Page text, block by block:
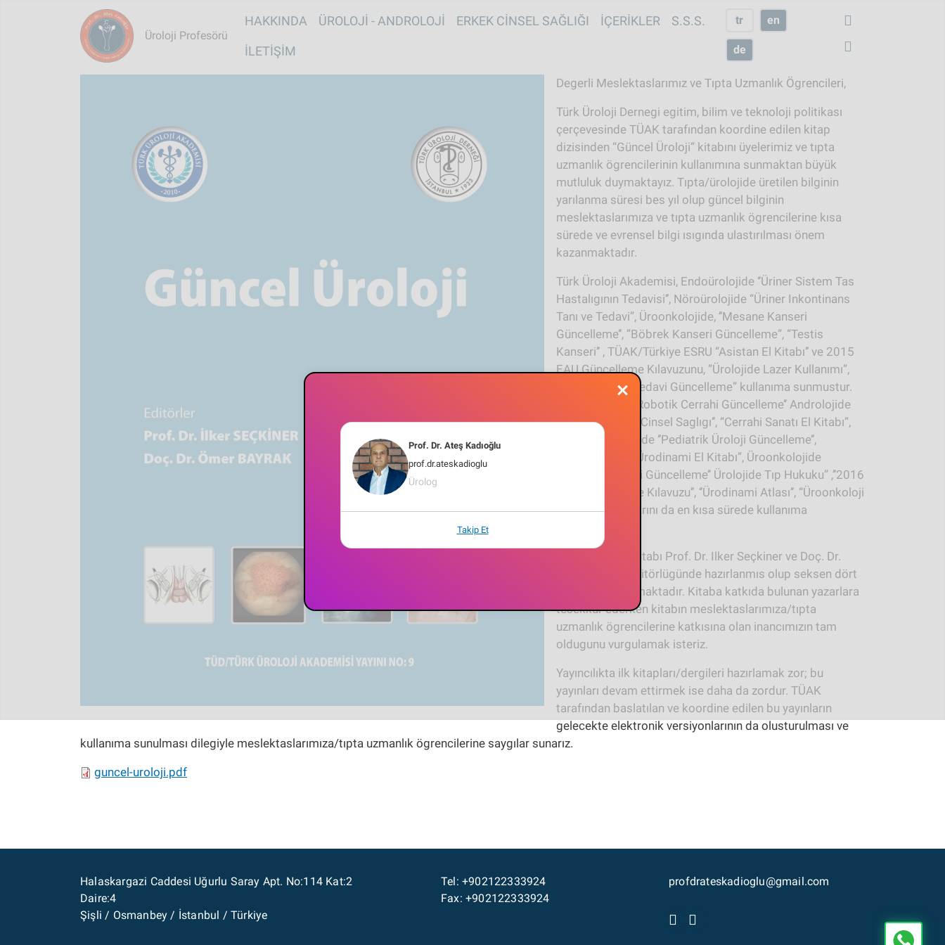
Üroloji Profesörü
Main navigation TR
HAKKINDA ÜROLOJI - ANDROLOJI ERKEK CINSEL SAĞLIĞI İÇERIKLER S.S.S.
İLETIŞIM
tr en
de
Degerli Meslektaslarımız ve Tıpta Uzmanlık Ögrencileri,
Türk Üroloji Dernegi egitim, bilim ve teknoloji politikası
çerçevesinde TÜAK tarafından koordine edilen kitap
dizisinden “Güncel Üroloji” kitabını üyelerimiz ve tıpta
uzmanlık ögrencilerinin kullanımına sunmaktan büyük
mutluluk duymaktayız. Tıpta/ürolojide üretilen bilginin
yarılanma süresi bes yıl olup güncel bilginin
meslektaslarımıza ve tıpta uzmanlık ögrencilerine kısa
sürede ve evrensel bilgi ısıgında ulastırılması önem
kazanmaktadır.
Türk Üroloji Akademisi, Endoürolojide ‘’Üriner Sistem Tas
Hastalıgının Tedavisi’’, Nöroürolojide “Üriner Inkontinans
Tanı ve Tedavi”, Üroonkolojide, ’’Mesane Kanseri
Güncelleme’’, ”Böbrek Kanseri Güncelleme”, “Testis
Kanseri’’ , TÜAK/Türkiye ESRU “Asistan El Kitabı’’ ve 2015
EAU Güncelleme Kılavuzunu, ”Ürolojide Lazer Kullanımı”,
“Uretra Darlıgı Tedavi Güncelleme” kullanıma sunmustur.
Endoürolojide ‘’Robotik Cerrahi Güncelleme’’ Androlojide
‘’Erkek ve Kadın Cinsel Saglıgı’’, “Cerrahi Sanatı El Kitabı”,
Pediatrik Ürolojide ‘’Pediatrik Üroloji Güncelleme’’,
Nöroürolojide “Ürodinami El Kitabı”, Üroonkolojide
‘’Prostat Kanseri Güncelleme’’ Ürolojide Tıp Hukuku” ,’’2016
EAU Güncelleme Kılavuzu’’, ‘’Ürodinami Atlası’’, “Üroonkoloji
El Kitabı’’ kitaplarını da en kısa sürede kullanıma
Güncel Üroloji kitabı Prof. Dr. Ilker Seçkiner ve Doç. Dr.
Ömer Bayrak editörlügünde hazırlanmıs olup seksen dört
bölümden olusmaktadır. Kitaba katkıda bulunan yazarlara
tesekkür ederken kitabın meslektaslarımıza/tıpta
uzmanlık ögrencilerine katkısına olan inancımızın tam
oldugunu vurgulamak isteriz.
Yayıncılıkta ilk kitapları/dergileri hazırlamak zor; bu
yayınları devam ettirmek ise daha da zordur. TÜAK
tarafından baslatılan ve koordine edilen bu yayınların
gelecekte elektronik versiyonlarının da olusturulması ve
kullanıma sunulması dilegiyle meslektaslarımıza/tıpta uzmanlık ögrencilerine saygılar sunarız.
guncel-uroloji.pdf
Halaskargazi Caddesi Uğurlu Saray Apt. No:114 Kat:2
Daire:4
Şişli / Osmanbey / İstanbul / Türkiye
Tel: +902122333924
Fax: +902122333924
profdrateskadioglu@gmail.com
Prof. Dr. Ateş Kadıoğlu
prof.dr.ateskadioglu
Ürolog
Takip Et